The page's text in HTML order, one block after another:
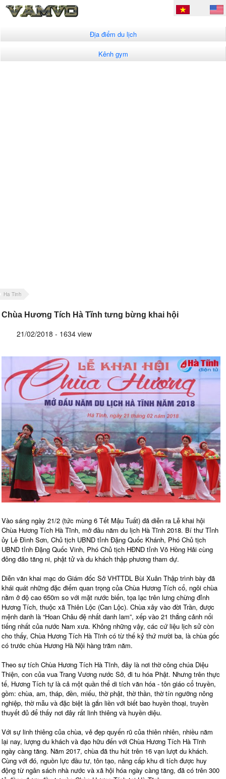
Địa điểm du lịch
Kênh gym
Ha Tinh
Chùa Hương Tích Hà Tĩnh tưng bừng khai hội
21/02/2018 - 1634 view
Vào sáng ngày 21/2 (tức mùng 6 Tết Mậu Tuất) đã diễn ra Lễ khai hội
Chùa Hương Tích Hà Tĩnh, mở đầu năm du lịch Hà Tĩnh 2018. Bí thư Tỉnh
ủy Lê Đình Sơn, Chủ tịch UBND tỉnh Đặng Quốc Khánh, Phó Chủ tịch
UBND tỉnh Đặng Quốc Vinh, Phó Chủ tịch HĐND tỉnh Võ Hồng Hải cùng
đông đảo tăng ni, phật tử và du khách thập phương tham dự.
Diễn văn khai mạc do Giám đốc Sở VHTTDL Bùi Xuân Thập trình bày đã
khái quát những đặc điểm quan trọng của Chùa Hương Tích cổ, ngôi chùa
nằm ở độ cao 650m so với mặt nước biển, tọa lạc trên lưng chừng đỉnh
Hương Tích, thuộc xã Thiên Lộc (Can Lộc). Chùa xây vào đời Trần, được
mệnh danh là “Hoan Châu đệ nhất danh lam”, xếp vào 21 thắng cảnh nổi
tiếng nhất của nước Nam xưa. Không những vậy, các cứ liệu lịch sử còn
cho thấy, Chùa Hương Tích Hà Tĩnh có từ thế kỷ thứ mười ba, là chùa gốc
có trước chùa Hương Hà Nội hàng trăm năm.
Theo sự tích Chùa Hương Tích Hà Tĩnh, đây là nơi thờ công chúa Diệu
Thiện, con của vua Trang Vương nước Sở, đi tu hóa Phật. Nhưng trên thực
tế, Hương Tích tự là cả một quần thể di tích văn hóa - tôn giáo cổ truyền,
gồm: chùa, am, tháp, đền, miếu, thờ phật, thờ thần, thờ tín ngưỡng nông
nghiệp, thờ mẫu và đặc biệt là gắn liền với biết bao huyền thoại, truyền
thuyết đủ để thấy nơi đây rất linh thiêng và huyền diệu.
Với sự linh thiêng của chùa, vẻ đẹp quyến rũ của thiên nhiên, nhiều năm
lại nay, lượng du khách và đạo hữu đến với Chùa Hương Tích Hà Tĩnh
ngày càng tăng. Năm 2017, chùa đã thu hút trên 16 vạn lượt du khách.
Cùng với đó, nguồn lực đầu tư, tôn tạo, nâng cấp khu di tích được huy
động từ ngân sách nhà nước và xã hội hóa ngày càng tăng, đã có trên 300